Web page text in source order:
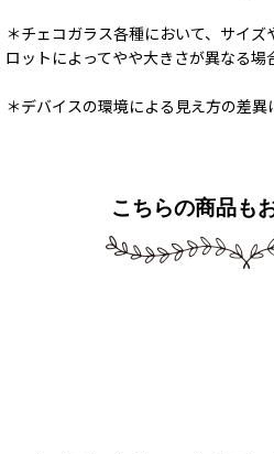
＊チェコガラス各種において、サイズ
ロットによってやや大きさが異なる場
＊デバイスの環境による見え方の差異
こちらの商品も